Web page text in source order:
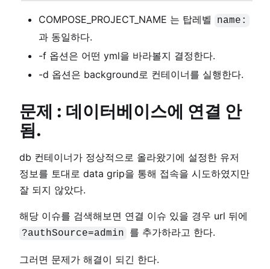
COMPOSE_PROJECT_NAME 는 탑레벨 name:
과 동일하다.
-f 옵션은 어떤 yml을 바라볼지 결정한다.
-d 옵션은 background로 컨테이너를 실행한다.
문제 : 데이터베이스에 연결 안
됨.
db 컨테이너가 정상적으로 올라왔기에 설정한 유저
정보를 토대로 data grip을 통해 접속을 시도하였지만
잘 되지 않았다.
해당 이슈를 검색해보면 연결 이슈 있을 경우 url 뒤에
?authSource=admin 를 추가하라고 한다.
그러면 문제가 해결이 되긴 한다.